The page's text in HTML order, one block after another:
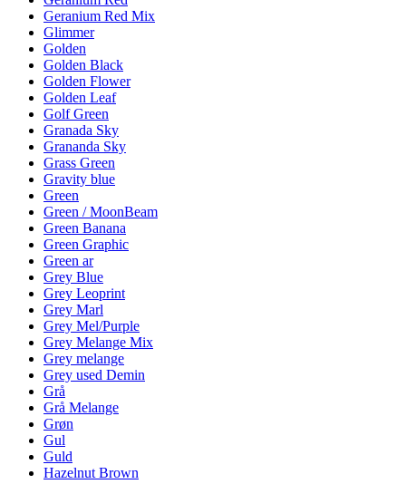
Geranium Red Mix
Glimmer
Golden
Golden Black
Golden Flower
Golden Leaf
Golf Green
Granada Sky
Grananda Sky
Grass Green
Gravity blue
Green
Green / MoonBeam
Green Banana
Green Graphic
Green ar
Grey Blue
Grey Leoprint
Grey Marl
Grey Mel/Purple
Grey Melange Mix
Grey melange
Grey used Demin
Grå
Grå Melange
Grøn
Gul
Guld
Hazelnut Brown